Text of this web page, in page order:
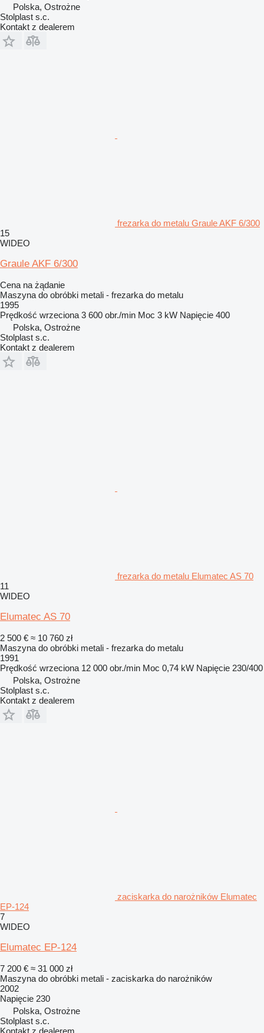
Polska, Ostrożne
Stolplast s.c.
Kontakt z dealerem
frezarka do metalu Graule AKF 6/300
15
WIDEO
Graule AKF 6/300
Cena na żądanie
Maszyna do obróbki metali - frezarka do metalu
1995
Prędkość wrzeciona 3 600 obr./min Moc 3 kW Napięcie 400
Polska, Ostrożne
Stolplast s.c.
Kontakt z dealerem
frezarka do metalu Elumatec AS 70
11
WIDEO
Elumatec AS 70
2 500 € ≈ 10 760 zł
Maszyna do obróbki metali - frezarka do metalu
1991
Prędkość wrzeciona 12 000 obr./min Moc 0,74 kW Napięcie 230/400
Polska, Ostrożne
Stolplast s.c.
Kontakt z dealerem
zaciskarka do narożników Elumatec
EP-124
7
WIDEO
Elumatec EP-124
7 200 € ≈ 31 000 zł
Maszyna do obróbki metali - zaciskarka do narożników
2002
Napięcie 230
Polska, Ostrożne
Stolplast s.c.
Kontakt z dealerem